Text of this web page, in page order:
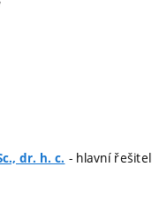
dr. h. c. - hlavní řešitel